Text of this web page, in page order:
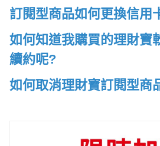
訂閱型商品如何更換信用
如何知道我購買的理財寶
續約呢?
如何取消理財寶訂閱型商